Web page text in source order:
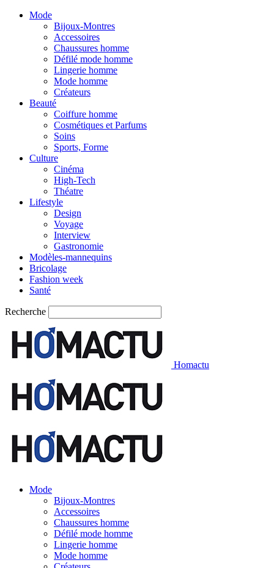
Mode
Bijoux-Montres
Accessoires
Chaussures homme
Défilé mode homme
Lingerie homme
Mode homme
Créateurs
Beauté
Coiffure homme
Cosmétiques et Parfums
Soins
Sports, Forme
Culture
Cinéma
High-Tech
Théatre
Lifestyle
Design
Voyage
Interview
Gastronomie
Modèles-mannequins
Bricolage
Fashion week
Santé
Recherche
Homactu
Mode
Bijoux-Montres
Accessoires
Chaussures homme
Défilé mode homme
Lingerie homme
Mode homme